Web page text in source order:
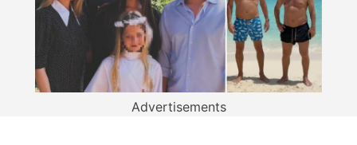
Advertisements